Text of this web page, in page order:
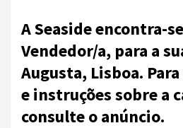
A Seaside encontra-
Vendedor/a, para a
Augusta, Lisboa.
e instruções sobre a
consulte o anúncio.